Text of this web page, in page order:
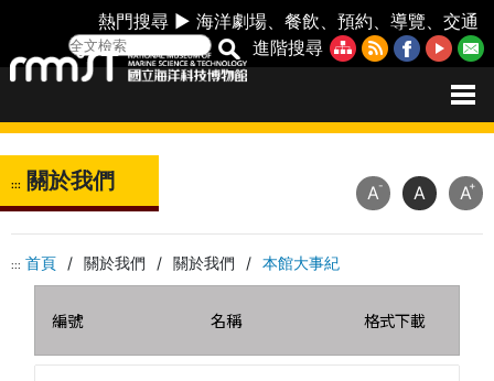
熱門搜尋 ►海洋劇場 、餐飲 、預約 、導覽 、交通
進階搜尋
::: 關於我們
::: 首頁 / 關於我們 / 關於我們 / 本館大事紀
A- A A+
編號 名稱 格式下載